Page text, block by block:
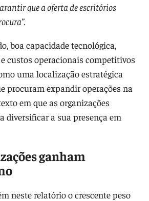
que a oferta de escritórios
boa capacidade tecnológica,
custos operacionais competitivos
uma localização estratégica
procuram expandir operações na
em que as organizações
diversificar a sua presença em
ganham
neste relatório o crescente peso